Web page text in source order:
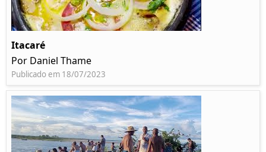
Itacaré
Por Daniel Thame
Publicado em 18/07/2023